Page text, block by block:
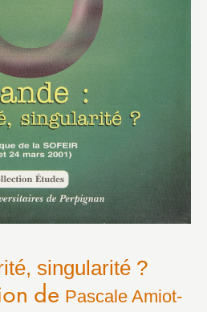
singularité ?
de Pascale Amiot-